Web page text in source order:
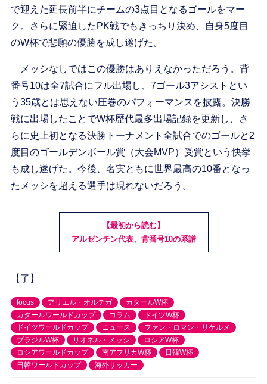
で迎えた延長前半にチームの3点目となるゴールをマー
ク。さらに緊迫したPK戦でもきっちり決め、自身5度目
のW杯で悲願の優勝を成し遂げた。
メッシなしではこの優勝はありえなかっただろう。背
番号10は全7試合にフル出場し、7ゴール3アシストとい
う35歳とは思えない圧巻のパフォーマンスを披露。決勝
戦に出場したことでW杯歴代最多出場記録を更新し、さ
らに史上初となる決勝トーナメント全試合でのゴールと2
度目のゴールデンボール賞（大会MVP）受賞という快挙
も成し遂げた。今後、名実ともに世界最高の10番となっ
たメッシを超える選手は現れないだろう。
【最初から読む】
アルゼンチン代表、背番号10の系譜
【了】
focus アリエル・オルテガ
カタールW杯
カタールワールドカップ
コラム
ドイツW杯
ドイツワールドカップ
ニュース
ファン・ロマン・リケルメ
ブラジルW杯
リオネル・メッシ
ロシアW杯
ロシアワールドカップ
南アフリカW杯
日韓W杯
日韓ワールドカップ
海外サッカー